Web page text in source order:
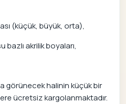
(küçük, büyük, orta),
bazlı akrilik boyaları,
görünecek halinin küçük bir
ücretsiz kargolanmaktadır.